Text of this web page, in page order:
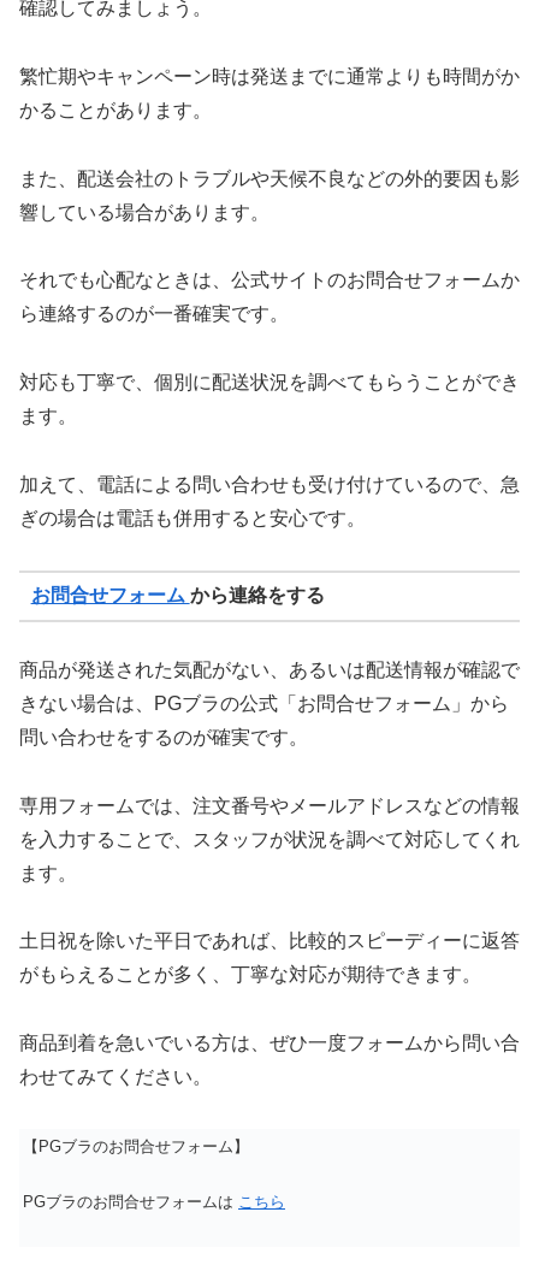
確認してみましょう。
繁忙期やキャンペーン時は発送までに通常よりも時間がか
かることがあります。
また、配送会社のトラブルや天候不良などの外的要因も影
響している場合があります。
それでも心配なときは、公式サイトのお問合せフォームか
ら連絡するのが一番確実です。
対応も丁寧で、個別に配送状況を調べてもらうことができ
ます。
加えて、電話による問い合わせも受け付けているので、急
ぎの場合は電話も併用すると安心です。
お問合せフォーム から連絡をする
商品が発送された気配がない、あるいは配送情報が確認で
きない場合は、PGブラの公式「お問合せフォーム」から
問い合わせをするのが確実です。
専用フォームでは、注文番号やメールアドレスなどの情報
を入力することで、スタッフが状況を調べて対応してくれ
ます。
土日祝を除いた平日であれば、比較的スピーディーに返答
がもらえることが多く、丁寧な対応が期待できます。
商品到着を急いでいる方は、ぜひ一度フォームから問い合
わせてみてください。
【PGブラのお問合せフォーム】
PGブラのお問合せフォームは こちら